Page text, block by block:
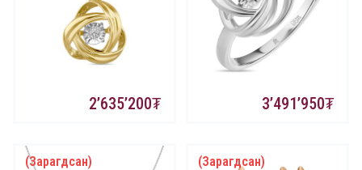
2’635’200 3’491’950
(Зарагдсан) (Зарагдсан)